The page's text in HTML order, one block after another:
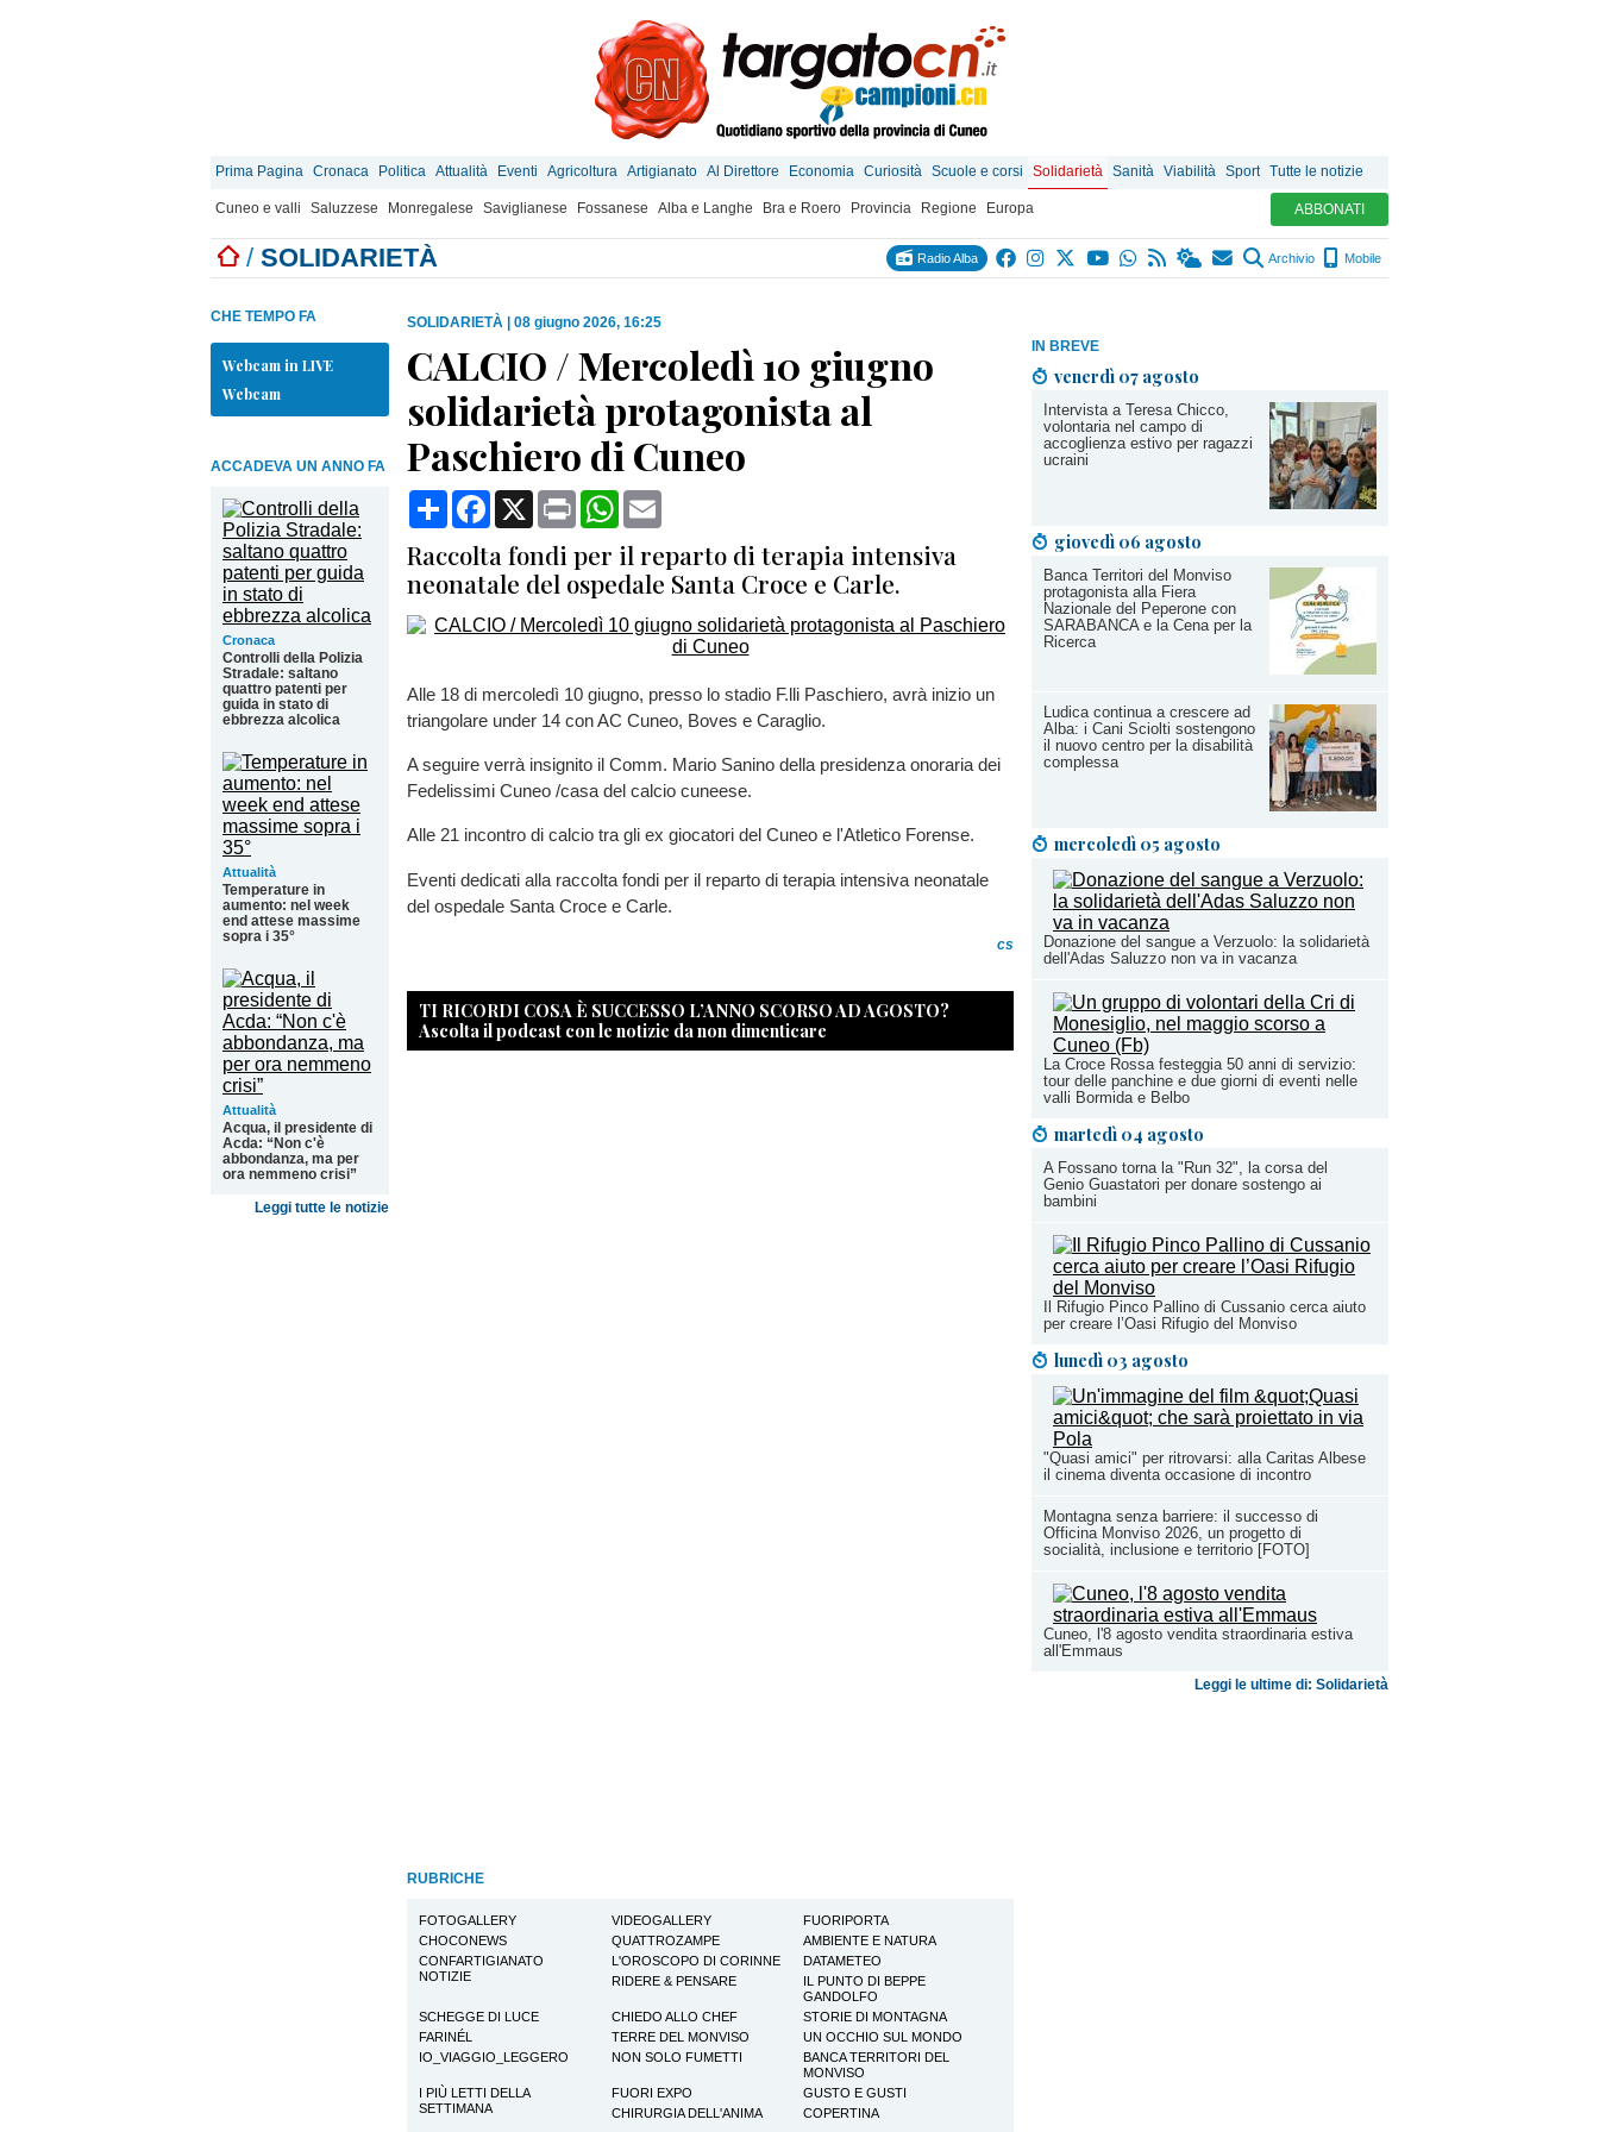
Prima Pagina Cronaca Politica Attualità Eventi Agricoltura Artigianato Al Direttore Economia Curiosità Scuole e corsi Solidarietà Sanità Viabilità Sport Tutte le notizie
Cuneo e valli Saluzzese Monregalese Saviglianese Fossanese Alba e Langhe Bra e Roero Provincia Regione Europa ABBONATI
/ SOLIDARIETÀ Radio Alba Archivio Mobile
IN BREVE
venerdì 07 agosto
Intervista a Teresa Chicco,
volontaria nel campo di
accoglienza estivo per ragazzi
ucraini
giovedì 06 agosto
Banca Territori del Monviso
protagonista alla Fiera
Nazionale del Peperone con
SARABANCA e la Cena per la
Ricerca
Ludica continua a crescere ad
Alba: i Cani Sciolti sostengono
il nuovo centro per la disabilità
complessa
mercoledì 05 agosto
Donazione del sangue a Verzuolo: la solidarietà
dell'Adas Saluzzo non va in vacanza
La Croce Rossa festeggia 50 anni di servizio:
tour delle panchine e due giorni di eventi nelle
valli Bormida e Belbo
martedì 04 agosto
A Fossano torna la "Run 32", la corsa del
Genio Guastatori per donare sostengo ai
bambini
Il Rifugio Pinco Pallino di Cussanio cerca aiuto
per creare l’Oasi Rifugio del Monviso
lunedì 03 agosto
"Quasi amici" per ritrovarsi: alla Caritas Albese
il cinema diventa occasione di incontro
Montagna senza barriere: il successo di
Officina Monviso 2026, un progetto di
socialità, inclusione e territorio [FOTO]
Cuneo, l'8 agosto vendita straordinaria estiva
all'Emmaus
Leggi le ultime di: Solidarietà
CHE TEMPO FA
Webcam in LIVE
Webcam
ACCADEVA UN ANNO FA
Cronaca
Controlli della Polizia
Stradale: saltano
quattro patenti per
guida in stato di
ebbrezza alcolica
Attualità
Temperature in
aumento: nel week
end attese massime
sopra i 35°
Attualità
Acqua, il presidente di
Acda: “Non c'è
abbondanza, ma per
ora nemmeno crisi”
Leggi tutte le notizie
SOLIDARIETÀ 08 giugno 2026, 16:25
CALCIO / Mercoledì 10 giugno
solidarietà protagonista al
Paschiero di Cuneo
CondividiFacebook
X Print WhatsApp
Raccolta fondi per il reparto di terapia intensiva
neonatale del ospedale Santa Croce e Carle.
Alle 18 di mercoledì 10 giugno, presso lo stadio F.lli Paschiero, avrà inizio un
triangolare under 14 con AC Cuneo, Boves e Caraglio.
A seguire verrà insignito il Comm. Mario Sanino della presidenza onoraria dei
Fedelissimi Cuneo /casa del calcio cuneese.
Alle 21 incontro di calcio tra gli ex giocatori del Cuneo e l'Atletico Forense.
Eventi dedicati alla raccolta fondi per il reparto di terapia intensiva neonatale
del ospedale Santa Croce e Carle.
cs
TI RICORDI COSA È SUCCESSO L’ANNO SCORSO AD AGOSTO?
Ascolta il podcast con le notizie da non dimenticare
RUBRICHE
FOTOGALLERY VIDEOGALLERY
FUORIPORTA
CHOCONEWS
QUATTROZAMPE
AMBIENTE E NATURA
CONFARTIGIANATO
NOTIZIE
L'OROSCOPO DI CORINNE
DATAMETEO
RIDERE & PENSARE
IL PUNTO DI BEPPE
GANDOLFO
SCHEGGE DI LUCE
CHIEDO ALLO CHEF
STORIE DI MONTAGNA
FARINÉL
TERRE DEL MONVISO
UN OCCHIO SUL MONDO
IO_VIAGGIO_LEGGERO
NON SOLO FUMETTI
BANCA TERRITORI DEL
MONVISO
I PIÙ LETTI DELLA
SETTIMANA
FUORI EXPO
GUSTO E GUSTI
CHIRURGIA DELL'ANIMA
COPERTINA